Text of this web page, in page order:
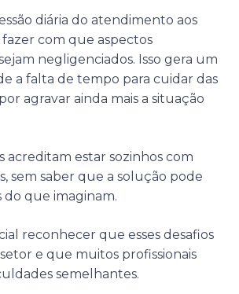
diária do atendimento aos
com que aspectos
negligenciados. Isso gera um
a falta de tempo para cuidar das
agravar ainda mais a situação
acreditam estar sozinhos com
sem saber que a solução pode
do que imaginam.
reconhecer que esses desafios
e que muitos profissionais
semelhantes.